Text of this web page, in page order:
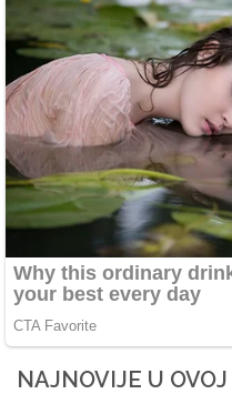
NAJNOVIJE U